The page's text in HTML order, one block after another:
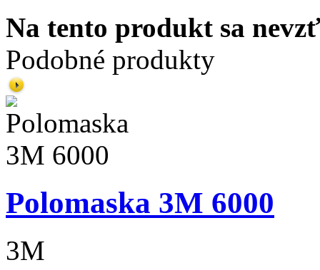
Na tento produkt sa
Podobné produkty
Polomaska 3M 6000
3M